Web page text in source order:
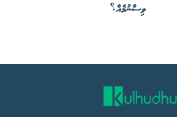
ވިސްނުމެއް؟